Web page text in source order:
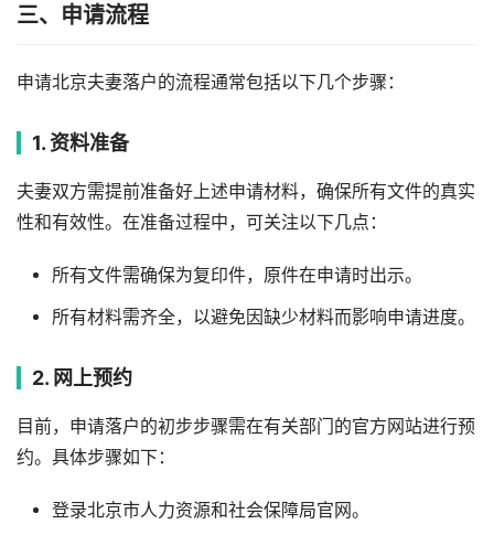
三、申请流程
申请北京夫妻落户的流程通常包括以下几个步骤：
1. 资料准备
夫妻双方需提前准备好上述申请材料，确保所有文件的真实
性和有效性。在准备过程中，可关注以下几点：
所有文件需确保为复印件，原件在申请时出示。
所有材料需齐全，以避免因缺少材料而影响申请进度。
2. 网上预约
目前，申请落户的初步步骤需在有关部门的官方网站进行预
约。具体步骤如下：
登录北京市人力资源和社会保障局官网。